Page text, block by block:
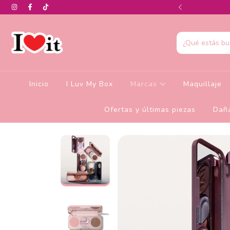
de descuento en la colección de Glamlite
Inicio I Luv My Box Marcas Maquillaje
Ofertas y últimas piezas